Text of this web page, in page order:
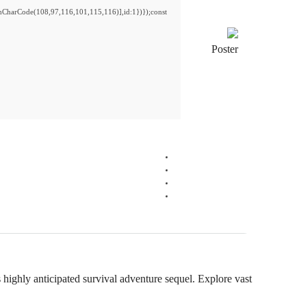
anticipated survival adventure sequel. Explore vast